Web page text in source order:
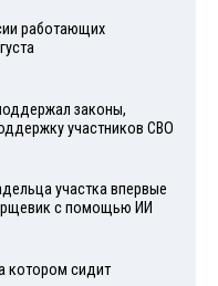
работающих
законы,
участников СВО
участка впервые
с помощью ИИ
котором сидит